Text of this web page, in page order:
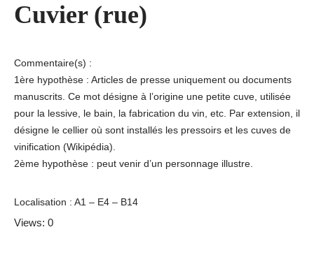
Cuvier (rue)
Commentaire(s) :
1ère hypothèse : Articles de presse uniquement ou documents
manuscrits. Ce mot désigne à l’origine une petite cuve, utilisée
pour la lessive, le bain, la fabrication du vin, etc. Par extension, il
désigne le cellier où sont installés les pressoirs et les cuves de
vinification (Wikipédia).
2ème hypothèse : peut venir d’un personnage illustre.
Localisation : A1 – E4 – B14
Views: 0